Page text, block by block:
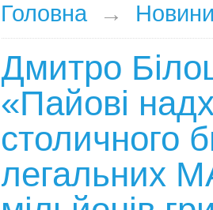
Головна → Новини
Дмитро
«Пайові
столичного
легальних